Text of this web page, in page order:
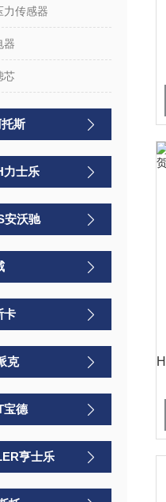
力传感器
器
芯
斯
力士乐
安沃驰
卡
克
宝德
亨士乐